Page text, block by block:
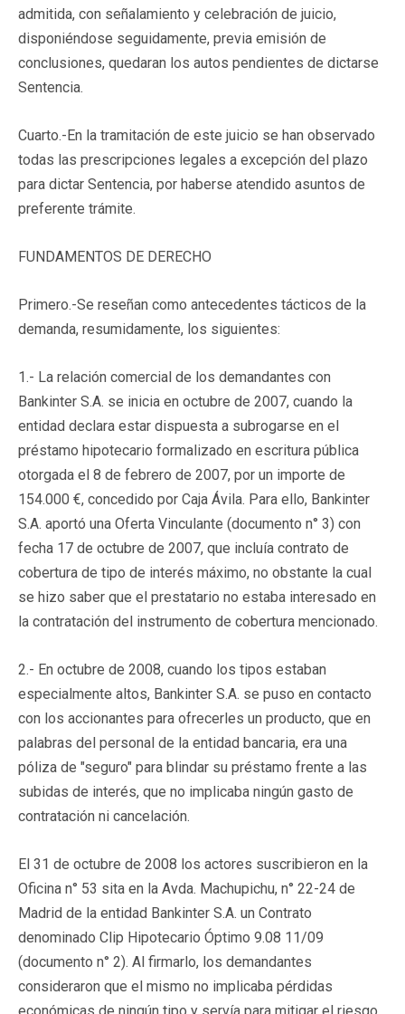
admitida, con señalamiento y celebración de juicio,
disponiéndose seguidamente, previa emisión de
conclusiones, quedaran los autos pendientes de dictarse
Sentencia.
Cuarto.-En la tramitación de este juicio se han observado
todas las prescripciones legales a excepción del plazo
para dictar Sentencia, por haberse atendido asuntos de
preferente trámite.
FUNDAMENTOS DE DERECHO
Primero.-Se reseñan como antecedentes tácticos de la
demanda, resumidamente, los siguientes:
1.- La relación comercial de los demandantes con
Bankinter S.A. se inicia en octubre de 2007, cuando la
entidad declara estar dispuesta a subrogarse en el
préstamo hipotecario formalizado en escritura pública
otorgada el 8 de febrero de 2007, por un importe de
154.000 €, concedido por Caja Ávila. Para ello, Bankinter
S.A. aportó una Oferta Vinculante (documento n° 3) con
fecha 17 de octubre de 2007, que incluía contrato de
cobertura de tipo de interés máximo, no obstante la cual
se hizo saber que el prestatario no estaba interesado en
la contratación del instrumento de cobertura mencionado.
2.- En octubre de 2008, cuando los tipos estaban
especialmente altos, Bankinter S.A. se puso en contacto
con los accionantes para ofrecerles un producto, que en
palabras del personal de la entidad bancaria, era una
póliza de "seguro" para blindar su préstamo frente a las
subidas de interés, que no implicaba ningún gasto de
contratación ni cancelación.
El 31 de octubre de 2008 los actores suscribieron en la
Oficina n° 53 sita en la Avda. Machupichu, n° 22-24 de
Madrid de la entidad Bankinter S.A. un Contrato
denominado Clip Hipotecario Óptimo 9.08 11/09
(documento n° 2). Al firmarlo, los demandantes
consideraron que el mismo no implicaba pérdidas